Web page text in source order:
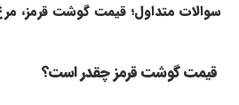
سوالات متداول؛ قیمت گوشت قرمز،
قیمت گوشت قرمز چقدر است؟